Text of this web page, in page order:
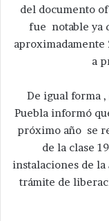
del documento
fue notable ya
a
De igual forma
Puebla informó
próximo año se
de la clase
instalaciones de
trámite de